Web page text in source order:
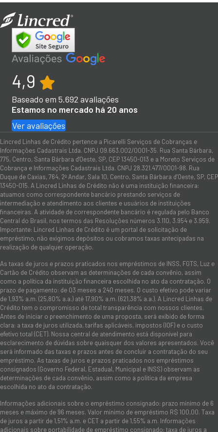
4,9
Baseado em 5.692 avaliações
Estamos no mercado há 20 anos
Ver avaliações
Lincred Linhas de Crédito pertence a Picarelli Serviços de Cobranças e
Informações Cadastrais Ltda. CNPJ 09.663.002/0001-35. Rua Santa Bárbara,
775, Centro, Santa Bárbara d'Oeste, SP, CEP 13450-013 e a Moreto Serviços de
Cobrança e Informações Cadastrais Ltda. CNPJ 28.321.477/0001-98. Rua
Duque de Caxias, 764, 2º Andar, Sala 10, Centro, Santa Bárbara d’Oeste, SP, CEP
13450-015. A Lincred Linhas de Crédito não é uma instituição financeira:
atuamos como correspondente bancário prestando serviços de
intermediação e atendimento aos clientes e usuários de instituições
financeiras. A atividade de correspondente bancário é regulada pelo Banco
Central do Brasil, nos termos das Resoluções números 3.110, 3.954 e 3.959.
Importante: Lincred Linhas de Crédito é um portal de solicitação de
empréstimo, não exigimos depósitos ou cobramos taxas antecipadas na
realização de qualquer operação.
As taxas de juros e prazos praticados nos empréstimos de INSS, FGTS, Luz e
Cartão de Crédito observam as determinações de cada convênio, assim
como a política da instituição financeira escolhida no ato da contratação. O
prazo de pagamento: de 03 meses a 240 meses. O custo efetivo pode variar
de 1,93% a.m. (25,80% a.a.) até 17,90% a.m. (621,38% a.a.). A Lincred Linhas de
Crédito tem o compromisso de total transparência com nossos clientes.
Antes de iniciar o preenchimento de uma proposta, será exibido de forma
clara: a taxa de juros utilizada, tarifas aplicáveis, impostos (IOF) e o custo
efetivo total (CET). Nossa central de atendimento está disponível para
esclarecimento de dúvidas sobre quaisquer dos valores apresentados. Você
será informado das taxas e prazos antes de concluir a contratação do seu
empréstimo. As taxas de juros e prazos praticados nos empréstimos
consignados (Governo Federal, Estadual, Municipal e INSS) observam as
determinações de cada convênio, assim como a política da empresa
escolhida no ato da contratação.
Informações adicionais sobre o empréstimo consignado: prazo mínimo de 6
meses e máximo de 96 meses. Valor mínimo de empréstimo R$ 100,00. Taxa
de juros a partir de 1,51% a.m. e CET a partir de 1,55% a.m. Informações
adicionais sobre portabilidade de empréstimo consignado: taxa de juros a